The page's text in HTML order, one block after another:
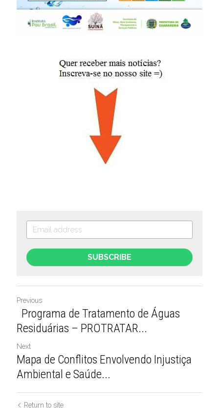
SUBSCRIBE
Previous
Programa de Tratamento de Águas
Residuárias – PROTRATAR...
Next
Mapa de Conflitos Envolvendo Injustiça
Ambiental e Saúde...
Return to site